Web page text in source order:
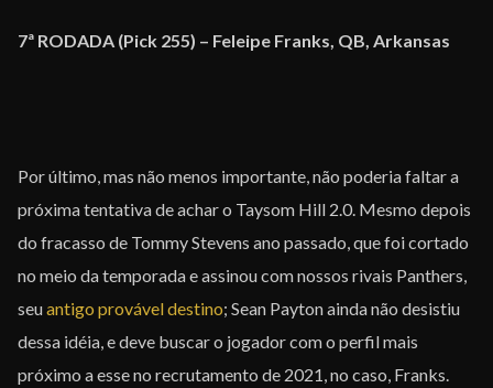
7ª RODADA (Pick 255) – Feleipe Franks, QB, Arkansas
Por último, mas não menos importante, não poderia faltar a
próxima tentativa de achar o Taysom Hill 2.0. Mesmo depois
do fracasso de Tommy Stevens ano passado, que foi cortado
no meio da temporada e assinou com nossos rivais Panthers,
seuantigo provável destino; Sean Payton ainda não desistiu
dessa idéia, e deve buscar o jogador com o perfil mais
próximo a esse no recrutamento de 2021, no caso, Franks.